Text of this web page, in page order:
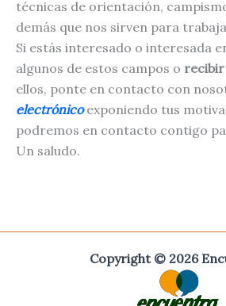
técnicas de orientación,
demás que nos sirven para
Si estás interesado o interesada
algunos de estos campos o
ellos, ponte en contacto con
electrónicoexponiendo tus
podremos en contacto contigo
Un saludo.
Copyright © 2026